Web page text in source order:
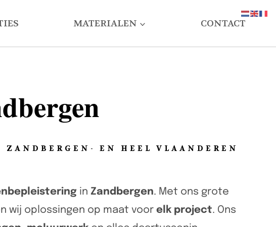
MATERIALEN CONTACT
EN HEEL VLAANDEREN
in Zandbergen. Met ons grote
wij oplossingen op maat voor elk project. Ons